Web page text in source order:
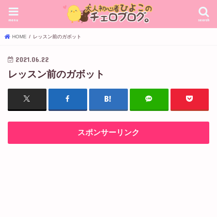
search
menu
HOME レッスン前のガボット
2021.06.22
レッスン前のガボット
スポンサーリンク